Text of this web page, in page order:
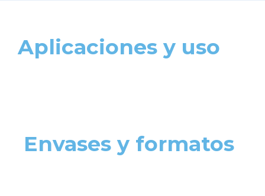
Aplicaciones y uso
Envases y formatos